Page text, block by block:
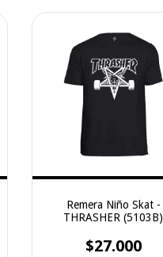
Remera Niño Skat -
THRASHER (5103B)
$27.000